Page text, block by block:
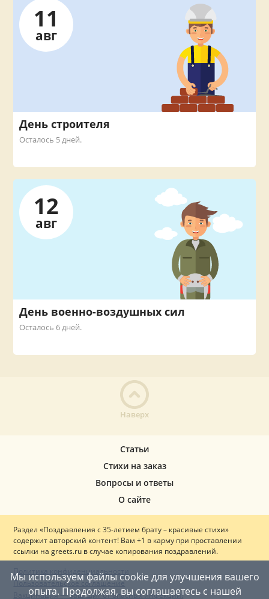
11
авг
День строителя
Осталось 5 дней.
12
авг
День военно-воздушных сил
Осталось 6 дней.
Наверх
Мы используем файлы cookie для улучшения вашего
опыта. Продолжая, вы соглашаетесь с нашей
Статьи
Стихи на заказ
Вопросы и ответы
О сайте
Раздел «Поздравления с 35-летием брату – красивые стихи»
содержит авторский контент! Вам +1 в карму при проставлении
ссылки на greets.ru в случае копирования поздравлений.
Политика конфиденциальности
Пользовательское соглашение
Вакцинация — ваш щит от опасных инфекций!